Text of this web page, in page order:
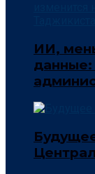
ИИ,
данные: